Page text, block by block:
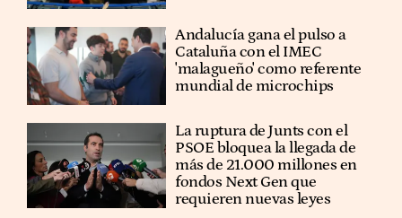
Andalucía gana el pulso a
Cataluña con el IMEC
'malagueño' como referente
mundial de microchips
La ruptura de Junts con el
PSOE bloquea la llegada de
más de 21.000 millones en
fondos Next Gen que
requieren nuevas leyes